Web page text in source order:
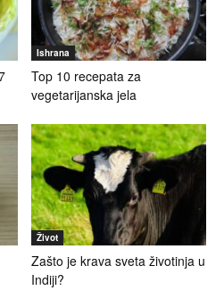
Ishrana
Top 10 recepata za
vegetarijanska jela
Život
Zašto je krava sveta životinja u
Indiji?